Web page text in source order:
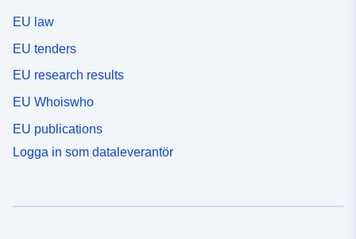
EU law
EU tenders
EU research results
EU Whoiswho
EU publications
Logga in som dataleverantör